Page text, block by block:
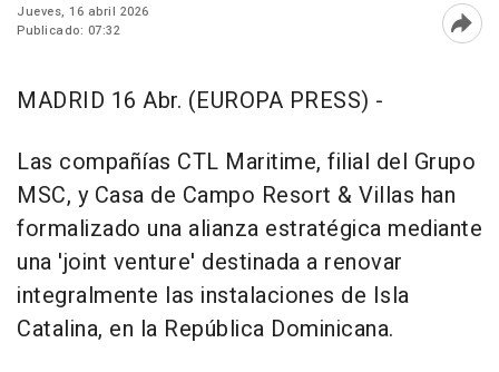
Jueves, 16 abril 2026
Publicado: 07:32
MADRID 16 Abr. (EUROPA PRESS) -
Las compañías CTL Maritime, filial del Grupo
MSC, y Casa de Campo Resort & Villas han
formalizado una alianza estratégica mediante
una 'joint venture' destinada a renovar
integralmente las instalaciones de Isla
Catalina, en la República Dominicana.